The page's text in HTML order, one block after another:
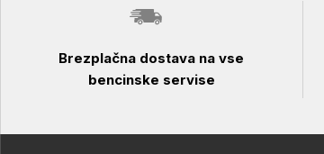
Brezplačna dostava na vse
bencinske servise